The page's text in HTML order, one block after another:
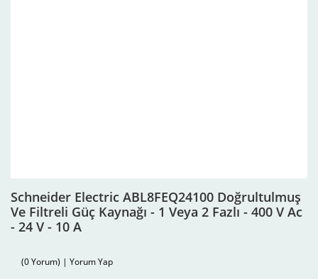
Schneider Electric ABL8FEQ24100 Doğrultulmuş
Ve Filtreli Güç Kaynağı - 1 Veya 2 Fazlı - 400 V Ac
- 24 V - 10 A
(0 Yorum) | Yorum Yap